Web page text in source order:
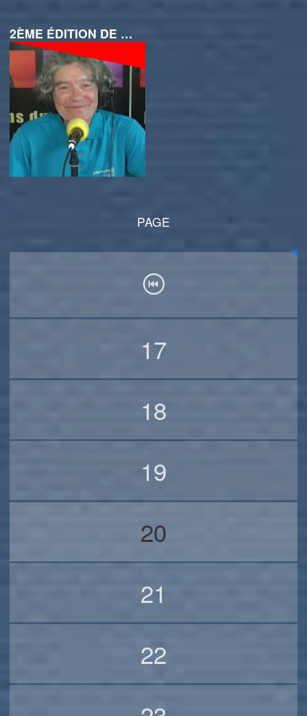
2ÈME ÉDITION DE LA RANDO POUR TOUS
PAGE
17
18
19
20
21
22